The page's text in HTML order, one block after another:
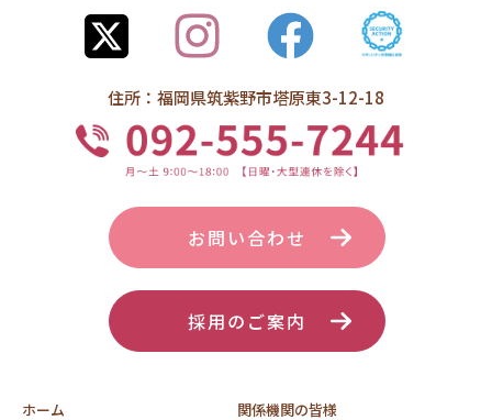
住所：福岡県筑紫野市塔原東3-12-18
ホーム 関係機関の皆様
お問い合わせ
採用のご案内